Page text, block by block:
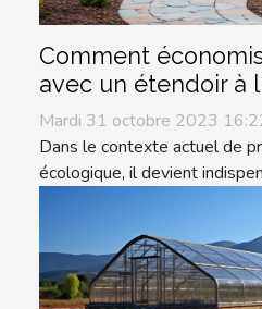
Comment
avec un étendoir à
Mardi 31 octobre 2023
Dans le contexte actuel de
écologique, il devient